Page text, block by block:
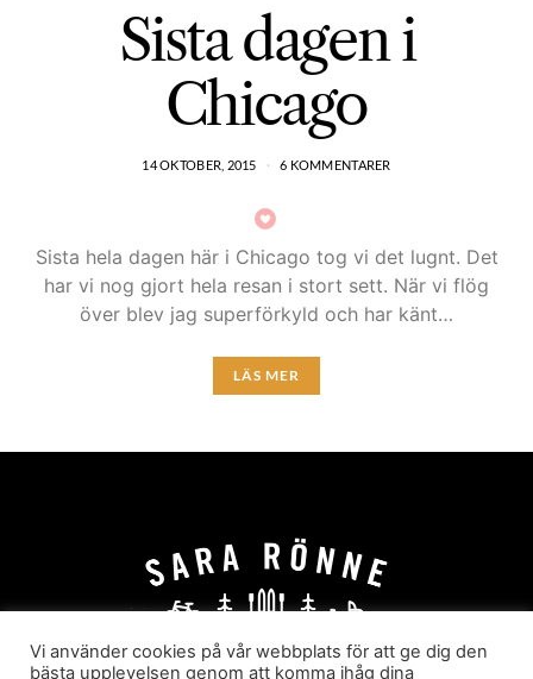
Sista dagen i
Chicago
14 OKTOBER, 2015 6 KOMMENTARER
Sista hela dagen här i Chicago tog vi det lugnt. Det
har vi nog gjort hela resan i stort sett. När vi flög
över blev jag superförkyld och har känt…
LÄS MER
Vi använder cookies på vår webbplats för att ge dig den
bästa upplevelsen genom att komma ihåg dina